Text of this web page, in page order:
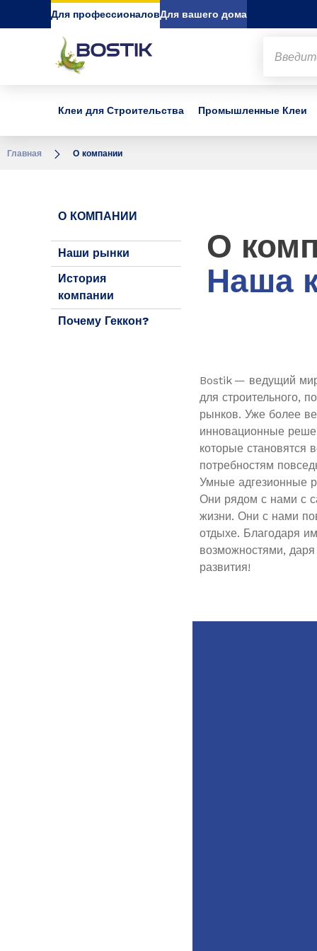
Go to content Go to navigation Go to search
Для профессионаловДля вашего дома
Клеи для Строительства Промышленные Клеи
Главная О компании
О КОМПАНИИ
Наши рынки
История
компании
Почему Геккон?
О
Наша
Bostik — ведущий
для строительного,
рынков. Уже более
инновационные
которые становятся
потребностям
Умные адгезионные
Они рядом с нами с
жизни. Они с нами
отдыхе. Благодаря
возможностями,
развития!